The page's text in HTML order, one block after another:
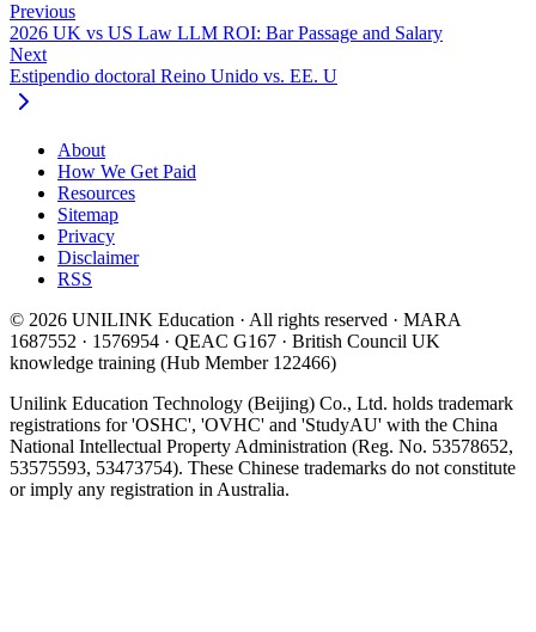
Previous
2026 UK vs US Law LLM ROI: Bar Passage and Salary
Next
Estipendio doctoral Reino Unido vs. EE. U
About
How We Get Paid
Resources
Sitemap
Privacy
Disclaimer
RSS
© 2026 UNILINK Education · All rights reserved · MARA
1687552 · 1576954 · QEAC G167 · British Council UK
knowledge training (Hub Member 122466)
Unilink Education Technology (Beijing) Co., Ltd. holds trademark
registrations for 'OSHC', 'OVHC' and 'StudyAU' with the China
National Intellectual Property Administration (Reg. No. 53578652,
53575593, 53473754). These Chinese trademarks do not constitute
or imply any registration in Australia.